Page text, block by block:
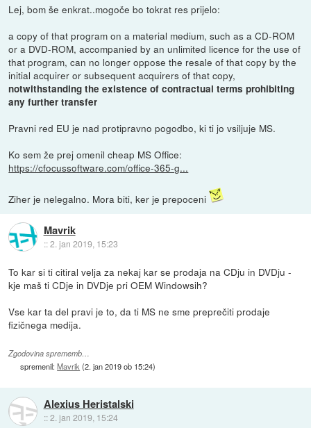
Lej, bom še enkrat..mogoče bo tokrat res prijelo:
a copy of that program on a material medium, such as a CD-ROM
or a DVD-ROM, accompanied by an unlimited licence for the use of
that program, can no longer oppose the resale of that copy by the
initial acquirer or subsequent acquirers of that copy,
notwithstanding the existence of contractual terms prohibiting
any further transfer
Pravni red EU je nad protipravno pogodbo, ki ti jo vsiljuje MS.
Ko sem že prej omenil cheap MS Office:
https://cfocussoftware.com/office-365-g...
Ziher je nelegalno. Mora biti, ker je prepoceni
Mavrik
::2. jan 2019, 15:23
To kar si ti citiral velja za nekaj kar se prodaja na CDju in DVDju -
kje maš ti CDje in DVDje pri OEM Windowsih?
Vse kar ta del pravi je to, da ti MS ne sme preprečiti prodaje
fizičnega medija.
Zgodovina sprememb…
spremenil:Mavrik (2. jan 2019 ob 15:24)
Alexius Heristalski
::2. jan 2019, 15:24